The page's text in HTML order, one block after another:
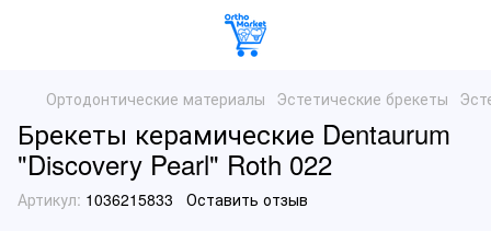
Ортодонтические материалы Эстетические брекеты
Брекеты керамические Dentaurum
"Discovery Pearl" Roth 022
Артикул: 1036215833 Оставить отзыв